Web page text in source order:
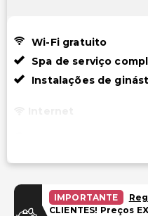
Wi-Fi gratuito
Spa de serviço
Instalações de
Estacionamento
Estacionamento
IMPORTANTE
CLIENTES! Preços